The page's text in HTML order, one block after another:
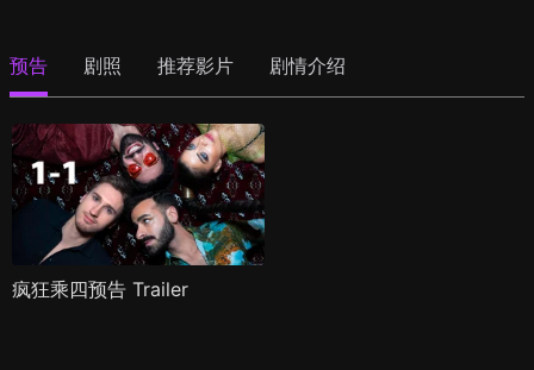
预告 剧照 推荐影片 剧情介绍
疯狂乘四预告 Trailer